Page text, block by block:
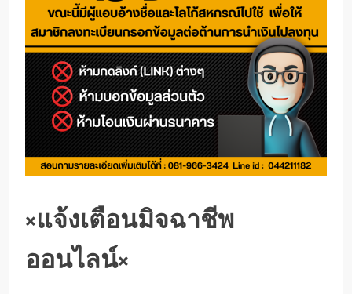
×แจ้งเตือนมิจฉาชีพ
ออนไลน์×